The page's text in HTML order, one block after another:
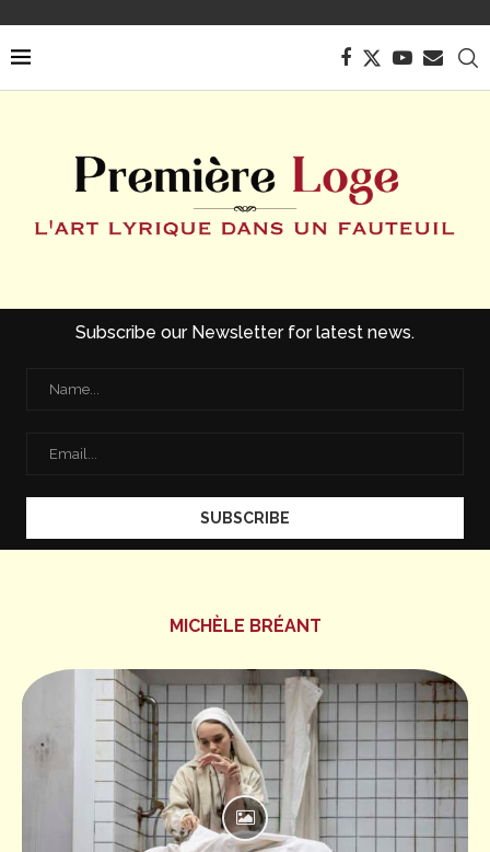
Subscribe our Newsletter for latest news.
MICHÈLE BRÉANT